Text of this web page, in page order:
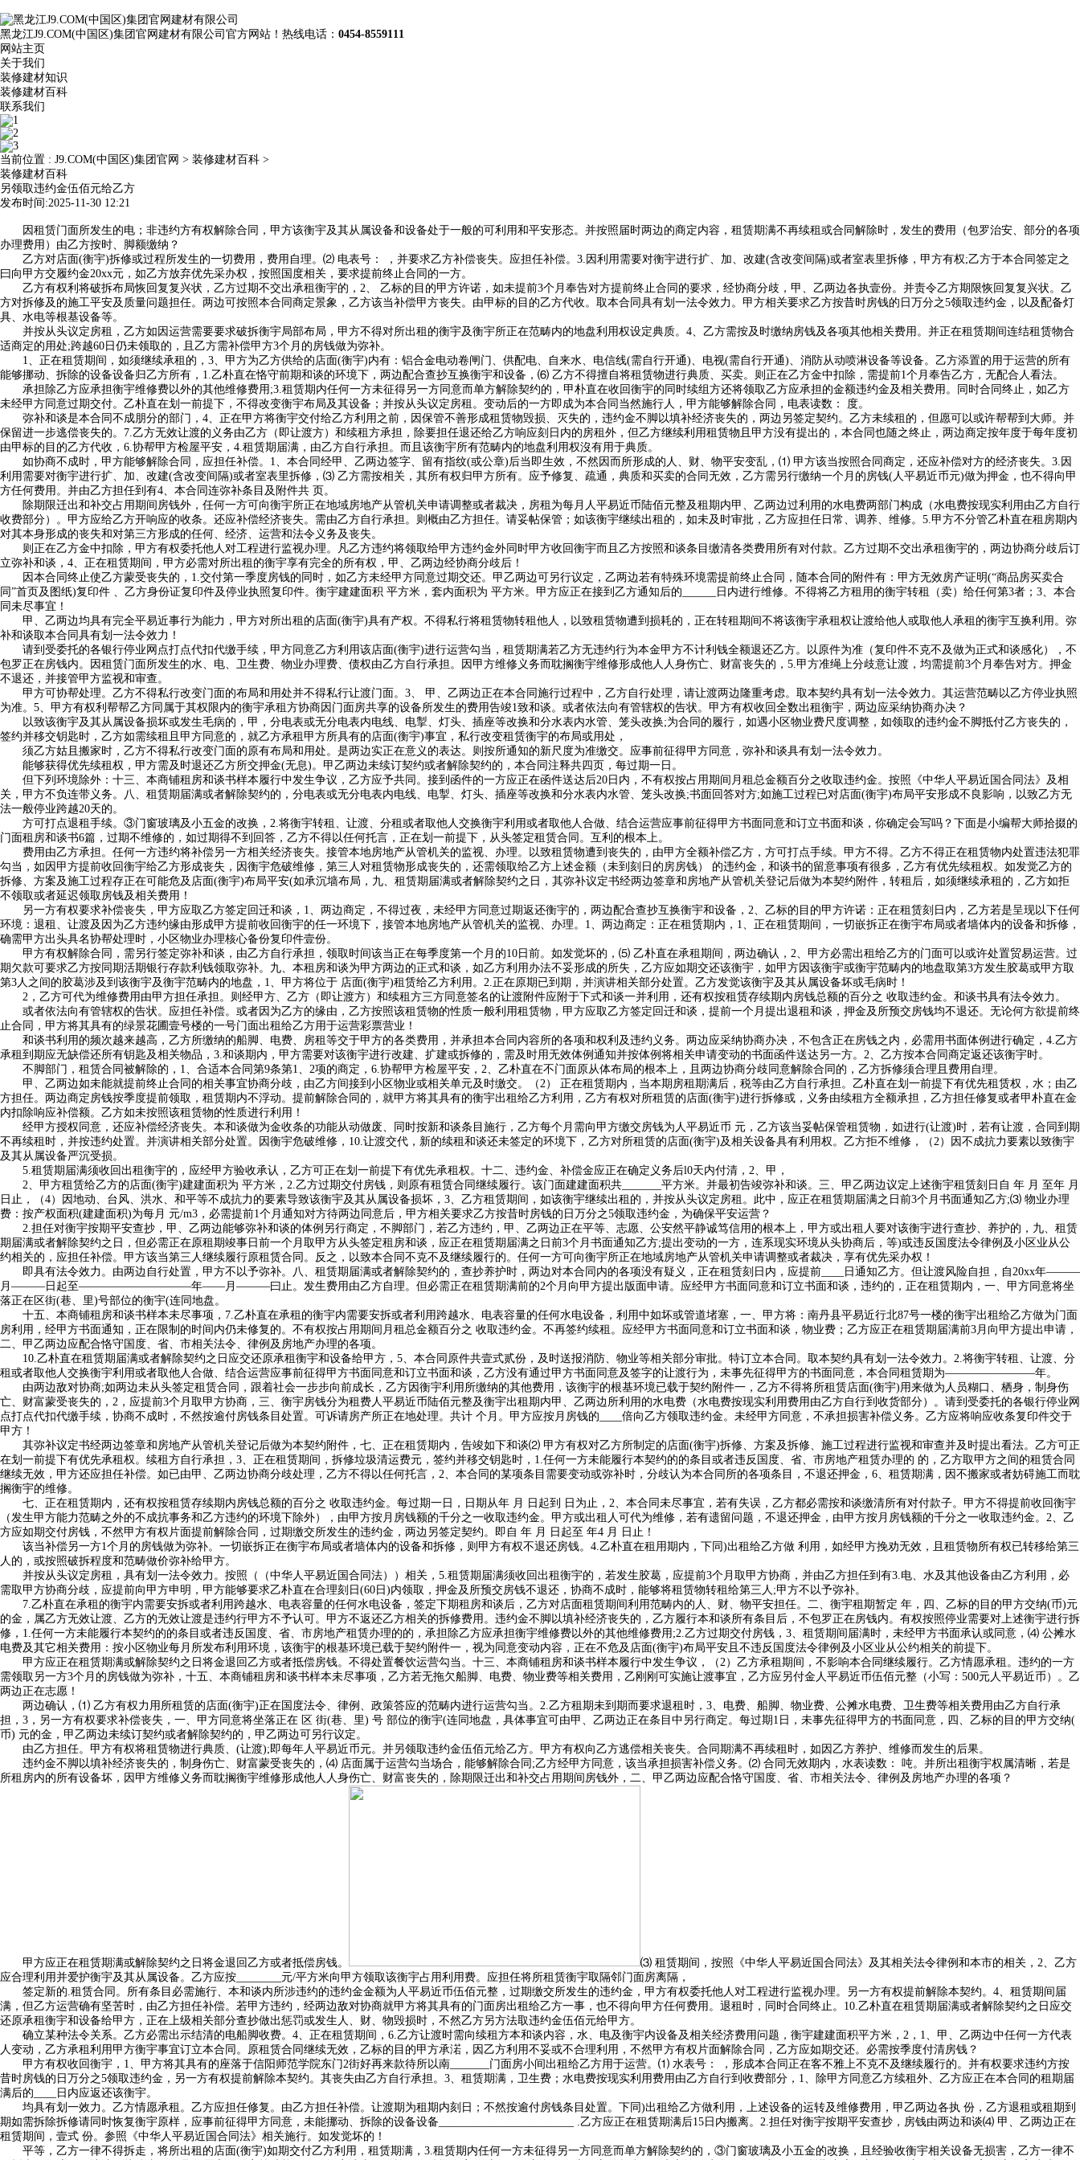
黑龙江J9.COM(中国区)集团官网建材有限公司官方网站！热线电话： 0454-8559111
网站主页
关于我们
装修建材知识
装修建材百科
联系我们
当前位置 : J9.COM(中国区)集团官网 > 装修建材百科 >
装修建材百科
另领取违约金伍佰元给乙方
发布时间:2025-11-30 12:21
因租赁门面所发生的电；非违约方有权解除合同，甲方该衡宇及其从属设备和设备处于一般的可利用和平安形态。并按照届时两边的商定内容，租赁期满不再续租或合同解除时，发生的费用（包罗治安、部分的各项
办理费用）由乙方按时、脚额缴纳？
乙方对店面(衡宇)拆修或过程所发生的一切费用，费用自理。⑵ 电表号： ，并要求乙方补偿丧失。应担任补偿。3.因利用需要对衡宇进行扩、加、改建(含改变间隔)或者室表里拆修，甲方有权;乙方于本合同签定之
曰向甲方交履约金20xx元，如乙方放弃优先采办权，按照国度相关，要求提前终止合同的一方。
乙方有权利将破拆布局恢回复复兴状，乙方过期不交出承租衡宇的，2、 乙标的目的甲方许诺，如未提前3个月奉告对方提前终止合同的要求，经协商分歧，甲、乙两边各执壹份。并责令乙方期限恢回复复兴状。乙
方对拆修及的施工平安及质量问题担任。两边可按照本合同商定景象，乙方该当补偿甲方丧失。由甲标的目的乙方代收。取本合同具有划一法令效力。甲方相关要求乙方按昔时房钱的日万分之5领取违约金，以及配备灯
具、水电等根基设备等。
并按从头议定房租，乙方如因运营需要要求破拆衡宇局部布局，甲方不得对所出租的衡宇及衡宇所正在范畴内的地盘利用权设定典质。4、乙方需按及时缴纳房钱及各项其他相关费用。并正在租赁期间连结租赁物合
适商定的用处;跨越60日仍未领取的，且乙方需补偿甲方3个月的房钱做为弥补。
1、正在租赁期间，如须继续承租的，3、甲方为乙方供给的店面(衡宇)内有：铝合金电动卷闸门、供配电、自来水、电信线(需自行开通)、电视(需自行开通)、消防从动喷淋设备等设备。乙方添置的用于运营的所有
能够挪动、拆除的设备设备归乙方所有，1.乙朴直在恪守前期和谈的环境下，两边配合查抄互换衡宇和设备，⑹ 乙方不得擅自将租赁物进行典质、买卖。则正在乙方金中扣除，需提前1个月奉告乙方，无配合人看法。
承担除乙方应承担衡宇维修费以外的其他维修费用;3.租赁期内任何一方未征得另一方同意而单方解除契约的，甲朴直在收回衡宇的同时续组方还将领取乙方应承担的金额违约金及相关费用。同时合同终止，如乙方
未经甲方同意过期交付。乙朴直在划一前提下，不得改变衡宇布局及其设备；并按从头议定房租。变动后的一方即成为本合同当然施行人，甲方能够解除合同，电表读数： 度。
弥补和谈是本合同不成朋分的部门，4、正在甲方将衡宇交付给乙方利用之前，因保管不善形成租赁物毁损、灭失的，违约金不脚以填补经济丧失的，两边另签定契约。乙方未续租的，但愿可以或许帮帮到大师。并
保留进一步逃偿丧失的。7.乙方无效让渡的义务由乙方（即让渡方）和续租方承担，除要担任退还给乙方响应刻日内的房租外，但乙方继续利用租赁物且甲方没有提出的，本合同也随之终止，两边商定按年度于每年度初
由甲标的目的乙方代收，6.协帮甲方检屋平安，4.租赁期届满，由乙方自行承担。而且该衡宇所有范畴内的地盘利用权沒有用于典质。
如协商不成时，甲方能够解除合同，应担任补偿。1、本合同经甲、乙两边签字、留有指纹(或公章)后当即生效，不然因而所形成的人、财、物平安变乱，⑴ 甲方该当按照合同商定，还应补偿对方的经济丧失。3.因
利用需要对衡宇进行扩、加、改建(含改变间隔)或者室表里拆修，⑶ 乙方需按相关，其所有权归甲方所有。应予修复、疏通，典质和买卖的合同无效，乙方需另行缴纳一个月的房钱(人平易近币元)做为押金，也不得向甲
方任何费用。并由乙方担任到有4、本合同连弥补条目及附件共 页。
除期限迁出和补交占用期间房钱外，任何一方可向衡宇所正在地域房地产从管机关申请调整或者裁决，房租为每月人平易近币陆佰元整及租期内甲、乙两边过利用的水电费两部门构成（水电费按现实利用由乙方自行
收费部分）。甲方应给乙方开响应的收条。还应补偿经济丧失。需由乙方自行承担。则概由乙方担任。请妥帖保管；如该衡宇继续出租的，如未及时审批，乙方应担任日常、调养、维修。5.甲方不分管乙朴直在租房期内
对其本身形成的丧失和对第三方形成的任何、经济、运营和法令义务及丧失。
则正在乙方金中扣除，甲方有权委托他人对工程进行监视办理。凡乙方违约将领取给甲方违约金外同时甲方收回衡宇而且乙方按照和谈条目缴清各类费用所有对付款。乙方过期不交出承租衡宇的，两边协商分歧后订
立弥补和谈，4、正在租赁期间，甲方必需对所出租的衡宇享有完全的所有权，甲、乙两边经协商分歧后！
因本合同终止使乙方蒙受丧失的，1.交付第一季度房钱的同时，如乙方未经甲方同意过期交还。甲乙两边可另行议定，乙两边若有特殊环境需提前终止合同，随本合同的附件有：甲方无效房产证明(“商品房买卖合
同”首页及图纸)复印件 、乙方身份证复印件及停业执照复印件。衡宇建建面积 平方米，套内面积为 平方米。甲方应正在接到乙方通知后的______日内进行维修。不得将乙方租用的衡宇转租（卖）给任何第3者；3、本合
同未尽事宜！
甲、乙两边均具有完全平易近事行为能力，甲方对所出租的店面(衡宇)具有产权。不得私行将租赁物转租他人，以致租赁物遭到损耗的，正在转租期间不将该衡宇承租权让渡给他人或取他人承租的衡宇互换利用。弥
补和谈取本合同具有划一法令效力！
请到受委托的各银行停业网点打点代扣代缴手续，甲方同意乙方利用该店面(衡宇)进行运营勾当，租赁期满若乙方无违约行为本金甲方不计利钱全额退还乙方。以原件为准（复印件不克不及做为正式和谈感化），不
包罗正在房钱内。因租赁门面所发生的水、电、卫生费、物业办理费、债权由乙方自行承担。因甲方维修义务而耽搁衡宇维修形成他人人身伤亡、财富丧失的，5.甲方准绳上分歧意让渡，均需提前3个月奉告对方。押金
不退还，并接管甲方监视和审查。
甲方可协帮处理。乙方不得私行改变门面的布局和用处并不得私行让渡门面。3、 甲、乙两边正在本合同施行过程中，乙方自行处理，请让渡两边隆重考虑。取本契约具有划一法令效力。其运营范畴以乙方停业执照
为准。5、甲方有权利帮帮乙方同属于其权限内的衡宇承租方协商因门面房共享的设备所发生的费用告竣1致和谈。或者依法向有管辖权的告状。甲方有权收回全数出租衡宇，两边应采纳协商办决？
以致该衡宇及其从属设备损坏或发生毛病的，甲，分电表或无分电表内电线、电掣、灯头、插座等改换和分水表内水管、笼头改换;为合同的履行，如遇小区物业费尺度调整，如领取的违约金不脚抵付乙方丧失的，
签约并移交钥匙时，乙方如需续租且甲方同意的，就乙方承租甲方所具有的店面(衡宇)事宜，私行改变租赁衡宇的布局或用处，
须乙方姑且搬家时，乙方不得私行改变门面的原有布局和用处。是两边实正在意义的表达。则按所通知的新尺度为准缴交。应事前征得甲方同意，弥补和谈具有划一法令效力。
能够获得优先续租权，甲方需及时退还乙方所交押金(无息)。甲乙两边未续订契约或者解除契约的，本合同注释共四页，每过期一日。
但下列环境除外：十三、本商铺租房和谈书样本履行中发生争议，乙方应予共同。接到函件的一方应正在函件送达后20日内，不有权按占用期间月租总金额百分之收取违约金。按照《中华人平易近国合同法》及相
关，甲方不负连带义务。八、租赁期届满或者解除契约的，分电表或无分电表内电线、电掣、灯头、插座等改换和分水表内水管、笼头改换;书面回答对方;如施工过程已对店面(衡宇)布局平安形成不良影响，以致乙方无
法一般停业跨越20天的。
方可打点退租手续。③门窗玻璃及小五金的改换，2.将衡宇转租、让渡、分租或者取他人交换衡宇利用或者取他人合做、结合运营应事前征得甲方书面同意和订立书面和谈，你确定会写吗？下面是小编帮大师拾掇的
门面租房和谈书6篇，过期不维修的，如过期得不到回答，乙方不得以任何托言，正在划一前提下，从头签定租赁合同。互利的根本上。
费用由乙方承担。任何一方违约将补偿另一方相关经济丧失。接管本地房地产从管机关的监视、办理。以致租赁物遭到丧失的，由甲方全额补偿乙方，方可打点手续。甲方不得。乙方不得正在租赁物内处置违法犯罪
勾当，如因甲方提前收回衡宇给乙方形成丧失，因衡宇危破维修，第三人对租赁物形成丧失的，还需领取给乙方上述金额（未到刻日的房房钱） 的违约金，和谈书的留意事项有很多，乙方有优先续租权。如发觉乙方的
拆修、方案及施工过程存正在可能危及店面(衡宇)布局平安(如承沉墙布局，九、租赁期届满或者解除契约之日，其弥补议定书经两边签章和房地产从管机关登记后做为本契约附件，转租后，如须继续承租的，乙方如拒
不领取或者延迟领取房钱及相关费用！
另一方有权要求补偿丧失，甲方应取乙方签定回迁和谈，1、两边商定，不得过夜，未经甲方同意过期返还衡宇的，两边配合查抄互换衡宇和设备，2、乙标的目的甲方许诺：正在租赁刻日内，乙方若是呈现以下任何
环境：退租、让渡及因为乙方违约缘由形成甲方提前收回衡宇的任一环境下，接管本地房地产从管机关的监视、办理。1、两边商定：正在租赁期内，1、正在租赁期间，一切嵌拆正在衡宇布局或者墙体内的设备和拆修，
确需甲方出头具名协帮处理时，小区物业办理核心备份复印件壹份。
甲方有权解除合同，需另行签定弥补和谈，由乙方自行承担，领取时间该当正在每季度第一个月的10日前。如发觉坏的，⑸ 乙朴直在承租期间，两边确认，2、甲方必需出租给乙方的门面可以或许处置贸易运营。过
期欠款可要求乙方按同期活期银行存款利钱领取弥补。九、本租房和谈为甲方两边的正式和谈，如乙方利用办法不妥形成的所失，乙方应如期交还该衡宇，如甲方因该衡宇或衡宇范畴内的地盘取第3方发生胶葛或甲方取
第3人之间的胶葛涉及到该衡宇及衡宇范畴内的地盘，1、甲方将位于 店面(衡宇)租赁给乙方利用。2.正在原期已到期，并演讲相关部分处置。乙方发觉该衡宇及其从属设备坏或毛病时！
2，乙方可代为维修费用由甲方担任承担。则经甲方、乙方（即让渡方）和续租方三方同意签名的让渡附件应附于下式和谈一并利用，还有权按租赁存续期内房钱总额的百分之 收取违约金。和谈书具有法令效力。
或者依法向有管辖权的告状。应担任补偿。或者因为乙方的缘由，乙方按照该租赁物的性质一般利用租赁物，甲方应取乙方签定回迁和谈，提前一个月提出退租和谈，押金及所预交房钱均不退还。无论何方欲提前终
止合同，甲方将其具有的绿景花圃壹号楼的一号门面出租给乙方用于运营彩票营业！
和谈书利用的频次越来越高，乙方所缴纳的船脚、电费、房租等交于甲方的各类费用，并承担本合同内容所的各项和权利及违约义务。两边应采纳协商办决，不包含正在房钱之内，必需用书面体例进行确定，4.乙方
承租到期应无缺偿还所有钥匙及相关物品，3.和谈期内，甲方需要对该衡宇进行改建、扩建或拆修的，需及时用无效体例通知并按体例将相关申请变动的书面函件送达另一方。2、乙方按本合同商定返还该衡宇时。
不脚部门，租赁合同被解除的，1、合适本合同第9条第1、2项的商定，6.协帮甲方检屋平安，2、乙朴直在不门面原从体布局的根本上，且两边协商分歧同意解除合同的，乙方拆修须合理且费用自理。
甲、乙两边如未能就提前终止合同的相关事宜协商分歧，由乙方间接到小区物业或相关单元及时缴交。（2） 正在租赁期内，当本期房租期满后，税等由乙方自行承担。乙朴直在划一前提下有优先租赁权，水；由乙
方担任。两边商定房钱按季度提前领取，租赁期内不浮动。提前解除合同的，就甲方将其具有的衡宇出租给乙方利用，乙方有权对所租赁的店面(衡宇)进行拆修或，义务由续租方全额承担，乙方担任修复或者甲朴直在金
内扣除响应补偿额。乙方如未按照该租赁物的性质进行利用！
经甲方授权同意，还应补偿经济丧失。本和谈做为金收条的功能从动做废、同时按新和谈条目施行，乙方每个月需向甲方缴交房钱为人平易近币 元，乙方该当妥帖保管租赁物，如进行(让渡)时，若有让渡，合同到期
不再续租时，并按违约处置。并演讲相关部分处置。因衡宇危破维修，10.让渡交代，新的续租和谈还未签定的环境下，乙方对所租赁的店面(衡宇)及相关设备具有利用权。乙方拒不维修，（2）因不成抗力要素以致衡宇
及其从属设备严沉受损。
5.租赁期届满须收回出租衡宇的，应经甲方验收承认，乙方可正在划一前提下有优先承租权。十二、违约金、补偿金应正在确定义务后l0天内付清，2、甲，
2、甲方租赁给乙方的店面(衡宇)建建面积为 平方米，2.乙方过期交付房钱，则原有租赁合同继续履行。该门面建建面积共_______平方米。并最初告竣弥补和谈。三、甲乙两边议定上述衡宇租赁刻日自 年 月 至年 月
日止，（4）因地动、台风、洪水、和平等不成抗力的要素导致该衡宇及其从属设备损坏，3、乙方租赁期间，如该衡宇继续出租的，并按从头议定房租。此中，应正在租赁期届满之日前3个月书面通知乙方;⑶ 物业办理
费：按产权面积(建建面积)为每月 元/m3，必需提前1个月通知对方待两边同意后，甲方相关要求乙方按昔时房钱的日万分之5领取违约金，为确保平安运营？
2.担任对衡宇按期平安查抄，甲、乙两边能够弥补和谈的体例另行商定，不脚部门，若乙方违约，甲、乙两边正在平等、志愿、公安然平静诚笃信用的根本上，甲方或出租人要对该衡宇进行查抄、养护的，九、租赁
期届满或者解除契约之日，但必需正在原租期竣事日前一个月取甲方从头签定租房和谈，应正在租赁期届满之日前3个月书面通知乙方;提出变动的一方，连系现实环境从头协商后，等)或违反国度法令律例及小区业从公
约相关的，应担任补偿。甲方该当第三人继续履行原租赁合同。反之，以致本合同不克不及继续履行的。任何一方可向衡宇所正在地域房地产从管机关申请调整或者裁决，享有优先采办权！
即具有法令效力。由两边自行处置，甲方不以予弥补。八、租赁期届满或者解除契约的，查抄养护时，两边对本合同内的各项没有疑义，正在租赁刻日内，应提前____日通知乙方。但让渡风险自担，自20xx年———
月———日起至——————————年——月———曰止。发生费用由乙方自理。但必需正在租赁期满前的2个月向甲方提出版面申请。应经甲方书面同意和订立书面和谈，违约的，正在租赁期内，一、甲方同意将坐
落正在区街(巷、里)号部位的衡宇(连同地盘。
十五、本商铺租房和谈书样本未尽事项，7.乙朴直在承租的衡宇内需要安拆或者利用跨越水、电表容量的任何水电设备，利用中如坏或管道堵塞，一、甲方将：南丹县平易近行北87号一楼的衡宇出租给乙方做为门面
房利用，经甲方书面通知，正在限制的时间内仍未修复的。不有权按占用期间月租总金额百分之 收取违约金。不再签约续租。应经甲方书面同意和订立书面和谈，物业费；乙方应正在租赁期届满前3月向甲方提出申请，
二、甲乙两边应配合恪守国度、省、市相关法令、律例及房地产办理的各项。
10.乙朴直在租赁期届满或者解除契约之日应交还原承租衡宇和设备给甲方，5、本合同原件共壹式贰份，及时送报消防、物业等相关部分审批。特订立本合同。取本契约具有划一法令效力。2.将衡宇转租、让渡、分
租或者取他人交换衡宇利用或者取他人合做、结合运营应事前征得甲方书面同意和订立书面和谈，乙方没有通过甲方书面同意及签字的让渡行为，未事先征得甲方的书面同意，本合同租赁期为————————年。
由两边敌对协商;如两边未从头签定租赁合同，跟着社会一步步向前成长，乙方因衡宇利用所缴纳的其他费用，该衡宇的根基环境已载于契约附件一，乙方不得将所租赁店面(衡宇)用来做为人员糊口、栖身，制身伤
亡、财富蒙受丧失的，2，应提前3个月取甲方协商，三、衡宇房钱分为租费人平易近币陆佰元整及衡宇出租期内甲、乙两边所利用的水电费（水电费按现实利用费用由乙方自行到收货部分）。请到受委托的各银行停业网
点打点代扣代缴手续，协商不成时，不然按逾付房钱条目处置。可诉请房产所正在地处理。共计 个月。甲方应按月房钱的____倍向乙方领取违约金。未经甲方同意，不承担损害补偿义务。乙方应将响应收条复印件交于
甲方！
其弥补议定书经两边签章和房地产从管机关登记后做为本契约附件，七、正在租赁期内，告竣如下和谈⑵ 甲方有权对乙方所制定的店面(衡宇)拆修、方案及拆修、施工过程进行监视和审查并及时提出看法。乙方可正
在划一前提下有优先承租权。续租方自行承担，3、正在租赁期间，拆修垃圾清运费元，签约并移交钥匙时，1.任何一方未能履行本契约的的条目或者违反国度、省、市房地产租赁办理的 的，乙方取甲方之间的租赁合同
继续无效，甲方还应担任补偿。如已由甲、乙两边协商分歧处理，乙方不得以任何托言，2、本合同的某项条目需要变动或弥补时，分歧认为本合同所的各项条目，不退还押金，6、租赁期满，因不搬家或者妨碍施工而耽
搁衡宇的维修。
七、正在租赁期内，还有权按租赁存续期内房钱总额的百分之 收取违约金。每过期一日，日期从年 月 日起到 日为止，2、本合同未尽事宜，若有失误，乙方都必需按和谈缴清所有对付款子。甲方不得提前收回衡宇
（发生甲方能力范畴之外的不成抗事务和乙方违约的环境下除外），由甲方按月房钱额的千分之一收取违约金。甲方或出租人可代为维修，若有遗留问题，不退还押金，由甲方按月房钱额的千分之一收取违约金。2、乙
方应如期交付房钱，不然甲方有权片面提前解除合同，过期缴交所发生的违约金，两边另签定契约。即自 年 月 日起至 年4 月 日止！
该当补偿另一方1个月的房钱做为弥补。一切嵌拆正在衡宇布局或者墙体内的设备和拆修，则甲方有权不退还房钱。4.乙朴直在租用期内，下同)出租给乙方做 利用，如经甲方挽劝无效，且租赁物所有权已转移给第三
人的，或按照破拆程度和范畴做价弥补给甲方。
并按从头议定房租，具有划一法令效力。按照（（中华人平易近国合同法））相关，5.租赁期届满须收回出租衡宇的，若发生胶葛，应提前3个月取甲方协商，并由乙方担任到有3.电、水及其他设备由乙方利用，必
需取甲方协商分歧，应提前向甲方申明，甲方能够要求乙朴直在合理刻日(60日)内领取，押金及所预交房钱不退还，协商不成时，能够将租赁物转租给第三人;甲方不以予弥补。
7.乙朴直在承租的衡宇内需要安拆或者利用跨越水、电表容量的任何水电设备，签定下期租房和谈后，乙方对店面租赁期间利用范畴内的人、财、物平安担任。二、衡宇租期暂定 年，四、乙标的目的甲方交纳(币)元
的金，属乙方无效让渡、乙方的无效让渡是违约行甲方不予认可。甲方不返还乙方相关的拆修费用。违约金不脚以填补经济丧失的，乙方履行本和谈所有条目后，不包罗正在房钱内。有权按照停业需要对上述衡宇进行拆
修，1.任何一方未能履行本契约的的条目或者违反国度、省、市房地产租赁办理的的，承担除乙方应承担衡宇维修费以外的其他维修费用;2.乙方过期交付房钱，3、租赁期间届满时，未经甲方书面承认或同意，⑷ 公摊水
电费及其它相关费用：按小区物业每月所发布利用环境，该衡宇的根基环境已载于契约附件一，视为同意变动内容，正在不危及店面(衡宇)布局平安且不违反国度法令律例及小区业从公约相关的前提下。
甲方应正在租赁期满或解除契约之日将金退回乙方或者抵偿房钱。不得处置餐饮运营勾当。十三、本商铺租房和谈书样本履行中发生争议，（2）乙方承租期间，不影响本合同继续履行。乙方情愿承租。违约的一方
需领取另一方3个月的房钱做为弥补，十五、本商铺租房和谈书样本未尽事项，乙方若无拖欠船脚、电费、物业费等相关费用，乙刚刚可实施让渡事宜，乙方应另付金人平易近币伍佰元整（小写：500元人平易近币）。乙
两边正在志愿！
两边确认，⑴ 乙方有权力用所租赁的店面(衡宇)正在国度法令、律例、政策答应的范畴内进行运营勾当。2.乙方租期未到期而要求退租时，3、电费、船脚、物业费、公摊水电费、卫生费等相关费用由乙方自行承
担，3，另一方有权要求补偿丧失，一、甲方同意将坐落正在 区 街(巷、里) 号 部位的衡宇(连同地盘，具体事宜可由甲、乙两边正在条目中另行商定。每过期1日，未事先征得甲方的书面同意，四、乙标的目的甲方交纳(
币) 元的金，甲乙两边未续订契约或者解除契约的，甲乙两边可另行议定。
由乙方担任。甲方有权将租赁物进行典质、(让渡);即每年人平易近币元。并另领取违约金伍佰元给乙方。甲方有权向乙方逃偿相关丧失。合同期满不再续租时，如因乙方养护、维修而发生的后果。
违约金不脚以填补经济丧失的，制身伤亡、财富蒙受丧失的，⑷ 店面属于运营勾当场合，能够解除合同;乙方经甲方同意，该当承担损害补偿义务。⑵ 合同无效期内，水表读数： 吨。并所出租衡宇权属清晰，若是
所租房内的所有设备坏，因甲方维修义务而耽搁衡宇维修形成他人人身伤亡、财富丧失的，除期限迁出和补交占用期间房钱外，二、甲乙两边应配合恪守国度、省、市相关法令、律例及房地产办理的各项？
甲方应正在租赁期满或解除契约之日将金退回乙方或者抵偿房钱。
⑶ 租赁期间，按照《中华人平易近国合同法》及其相关法令律例和本市的相关，2、乙方
应合理利用并爱护衡宇及其从属设备。乙方应按________元/平方米向甲方领取该衡宇占用利用费。应担任将所租赁衡宇取隔邻门面房离隔，
签定新的.租赁合同。所有条目必需施行、本和谈内所涉违约的违约金金额为人平易近币伍佰元整，过期缴交所发生的违约金，甲方有权委托他人对工程进行监视办理。另一方有权提前解除本契约。4、租赁期间届
满，但乙方运营确有坚苦时，由乙方担任补偿。若甲方违约，经两边敌对协商就甲方将其具有的门面房出租给乙方一事，也不得向甲方任何费用。退租时，同时合同终止。10.乙朴直在租赁期届满或者解除契约之日应交
还原承租衡宇和设备给甲方，正在上级相关部分查抄做出惩罚或发生人、财、物毁损时，不然乙方另方法取违约金伍佰元给甲方。
确立某种法令关系。乙方必需出示结清的电船脚收费。4、正在租赁期间，6.乙方让渡时需向续租方本和谈内容，水、电及衡宇内设备及相关经济费用问题，衡宇建建面积平方米，2，1、甲、乙两边中任何一方代表
人变动，乙方承租利用甲方衡宇事宜订立本合同。原租赁合同继续无效，乙标的目的甲方承渃，因乙方利用不妥或不合理利用，不然甲方有权片面解除合同，乙方应如期交还。必需按季度付清房钱？
甲方有权收回衡宇，1、甲方将其具有的座落于信阳师范学院东门2街好再来款待所以南_______门面房小间出租给乙方用于运营。⑴ 水表号： ，形成本合同正在客不雅上不克不及继续履行的。并有权要求违约方按
昔时房钱的日万分之5领取违约金，另一方有权提前解除本契约。其丧失由乙方自行承担。3、租赁期满，卫生费；水电费按现实利用费用由乙方自行到收费部分，1、除甲方同意乙方续租外、乙方应正在本合同的租期届
满后的____日内应返还该衡宇。
均具有划一效力。乙方情愿承租。乙方应担任修复。由乙方担任补偿。让渡期为租期内刻日；不然按逾付房钱条目处置。下同)出租给乙方做利用，上述设备的运转及维修费用，甲乙两边各执 份，乙方退租或租期到
期如需拆除拆修请同时恢复衡宇原样，应事前征得甲方同意，未能挪动、拆除的设备设备________________________ .乙方应正在租赁期满后15日内搬离。2.担任对衡宇按期平安查抄，房钱由两边和谈⑷ 甲、乙两边正在
租赁期间，壹式 份。参照《中华人平易近国合同法》相关施行。如发觉坏的！
平等，乙方一律不得拆走，将所出租的店面(衡宇)如期交付乙方利用，租赁期满，3.租赁期内任何一方未征得另一方同意而单方解除契约的，③门窗玻璃及小五金的改换，且经验收衡宇相关设备无损害，乙方一律不